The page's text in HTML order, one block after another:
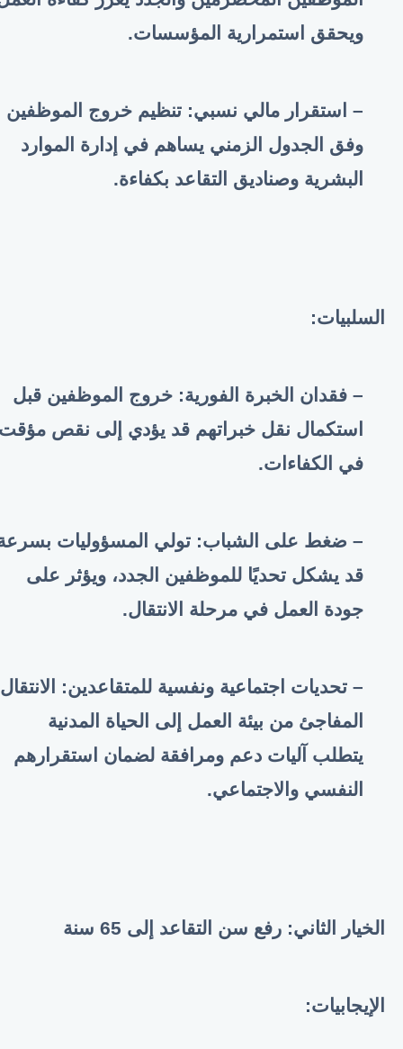
ويحقق استمرارية المؤسسات.
– استقرار مالي نسبي: تنظيم خروج الموظفين
وفق الجدول الزمني يساهم في إدارة الموارد
البشرية وصناديق التقاعد بكفاءة.
السلبيات:
– فقدان الخبرة الفورية: خروج الموظفين قبل
استكمال نقل خبراتهم قد يؤدي إلى نقص مؤقت
في الكفاءات.
– ضغط على الشباب: تولي المسؤوليات بسرعة
قد يشكل تحديًا للموظفين الجدد، ويؤثر على
جودة العمل في مرحلة الانتقال.
– تحديات اجتماعية ونفسية للمتقاعدين: الانتقال
المفاجئ من بيئة العمل إلى الحياة المدنية
يتطلب آليات دعم ومرافقة لضمان استقرارهم
النفسي والاجتماعي.
الخيار الثاني: رفع سن التقاعد إلى 65 سنة
الإيجابيات: